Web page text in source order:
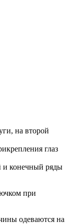
на второй
глаз
и конечный ряды
при
одеваются на